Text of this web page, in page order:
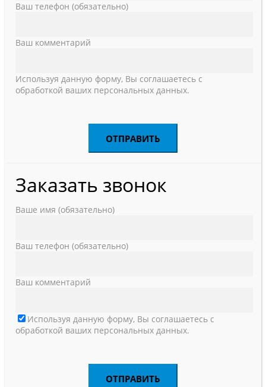
Ваш телефон (обязательно)
Ваш комментарий
Используя данную форму, Вы соглашаетесь с
обработкой ваших персональных данных.
Заказать звонок
Ваше имя (обязательно)
Ваш телефон (обязательно)
Ваш комментарий
Используя данную форму, Вы соглашаетесь с
обработкой ваших персональных данных.